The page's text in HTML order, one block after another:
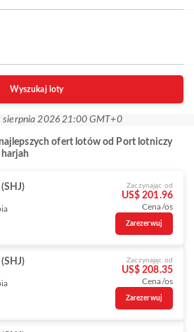
Wyszukaj loty
sierpnia 2026 21:00 GMT+0
ofert lotów od Port lotniczy
Zaczynając od
US$ 201.96
Cena/os
Zarezerwuj
Zaczynając od
US$ 208.35
Cena/os
Zarezerwuj